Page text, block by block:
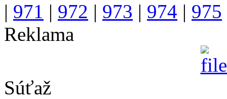
| 971 | 972 | 973 | 974 | 975
Reklama
Súťaž